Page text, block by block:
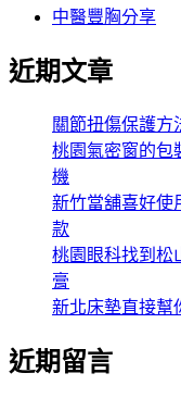
中醫豐胸分享
近期文章
關節扭傷保護方
桃園氣密窗的包
機
新竹當舖喜好使
款
桃園眼科找到松
膏
新北床墊直接幫
近期留言